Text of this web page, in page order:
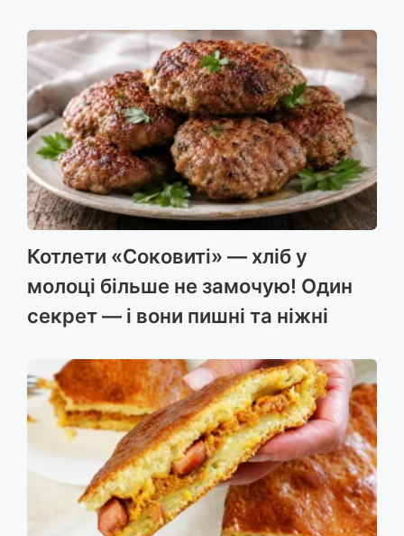
Котлети «Соковиті» — хліб у
молоці більше не замочую! Один
секрет — і вони пишні та ніжні